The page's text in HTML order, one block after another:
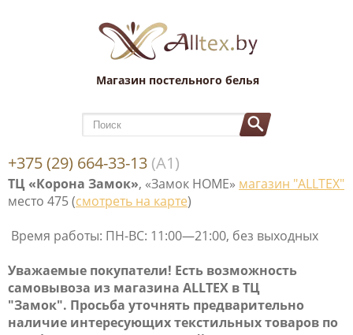
Магазин постельного белья
+375 (29) 664-33-13 (А1)
ТЦ «Корона Замок», «Замок НОМЕ» магазин "ALLTEX"
место 475 (смотреть на карте)
Время работы: ПН-ВС: 11:00—21:00, без выходных
Уважаемые покупатели! Есть возможность
самовывоза из магазина ALLTEX в ТЦ
"Замок". Просьба уточнять предварительно
наличие интересующих текстильных товаров по